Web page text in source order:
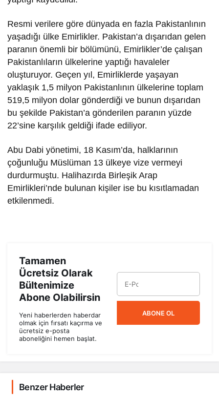
Resmi verilere göre dünyada en fazla Pakistanlının
yaşadığı ülke Emirlikler. Pakistan’a dışarıdan gelen
paranın önemli bir bölümünü, Emirlikler’de çalışan
Pakistanlıların ülkelerine yaptığı havaleler
oluşturuyor. Geçen yıl, Emirliklerde yaşayan
yaklaşık 1,5 milyon Pakistanlının ülkelerine toplam
519,5 milyon dolar gönderdiği ve bunun dışarıdan
bu şekilde Pakistan’a gönderilen paranın yüzde
22’sine karşılık geldiği ifade ediliyor.
Abu Dabi yönetimi, 18 Kasım’da, halklarının
çoğunluğu Müslüman 13 ülkeye vize vermeyi
durdurmuştu. Halihazırda Birleşik Arap
Emirlikleri’nde bulunan kişiler ise bu kısıtlamadan
etkilenmedi.
Tamamen
Ücretsiz Olarak
Bültenimize
Abone Olabilirsin
Yeni haberlerden haberdar
olmak için fırsatı kaçırma ve
ücretsiz e-posta
aboneliğini hemen başlat.
ABONE OL
Benzer Haberler